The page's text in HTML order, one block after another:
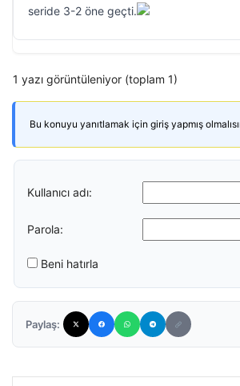
seride 3-2 öne geçti.
1 yazı görüntüleniyor (toplam 1)
Bu konuyu yanıtlamak için giriş yapmış
Kullanıcı adı:
Parola:
Beni hatırla
Paylaş: